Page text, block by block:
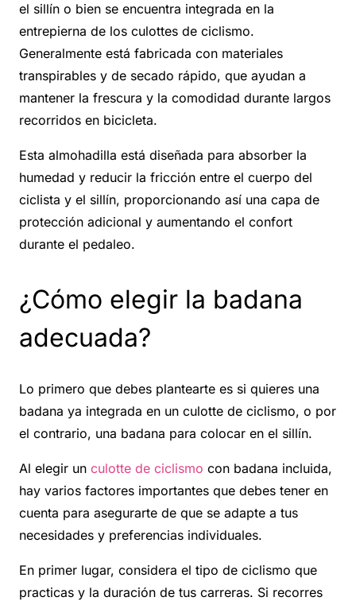
el sillín o bien se encuentra integrada en la
entrepierna de los culottes de ciclismo.
Generalmente está fabricada con materiales
transpirables y de secado rápido, que ayudan a
mantener la frescura y la comodidad durante largos
recorridos en bicicleta.
Esta almohadilla está diseñada para absorber la
humedad y reducir la fricción entre el cuerpo del
ciclista y el sillín, proporcionando así una capa de
protección adicional y aumentando el confort
durante el pedaleo.
¿Cómo elegir la badana
adecuada?
Lo primero que debes plantearte es si quieres una
badana ya integrada en un culotte de ciclismo, o por
el contrario, una badana para colocar en el sillín.
Al elegir un culotte de ciclismo con badana incluida,
hay varios factores importantes que debes tener en
cuenta para asegurarte de que se adapte a tus
necesidades y preferencias individuales.
En primer lugar, considera el tipo de ciclismo que
practicas y la duración de tus carreras. Si recorres